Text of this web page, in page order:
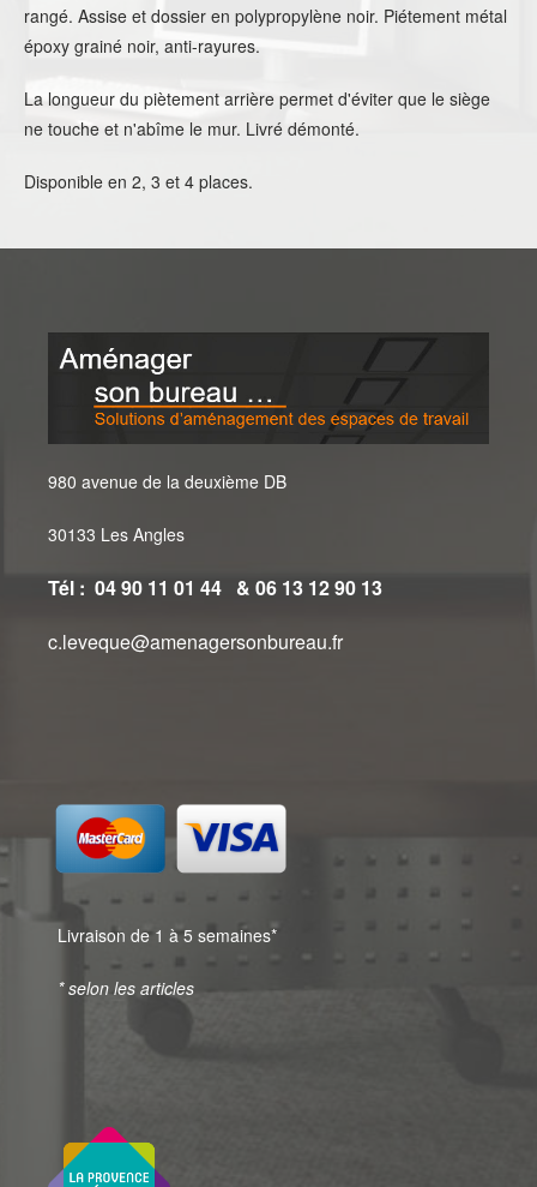
rangé. Assise et dossier en polypropylène noir. Piétement métal
époxy grainé noir, anti-rayures.
La longueur du piètement arrière permet d'éviter que le siège
ne touche et n'abîme le mur. Livré démonté.
Disponible en 2, 3 et 4 places.
980 avenue de la deuxième DB
30133 Les Angles
Tél : 04 90 11 01 44 & 06 13 12 90 13
c.leveque@amenagersonbureau.fr
Livraison de 1 à 5 semaines*
* selon les articles